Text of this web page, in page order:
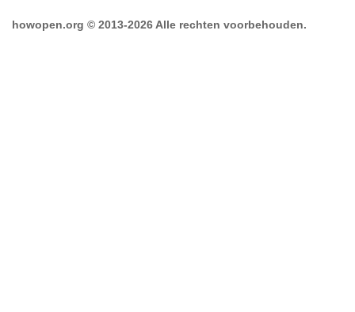
howopen.org © 2013-2026 Alle rechten voorbehouden.